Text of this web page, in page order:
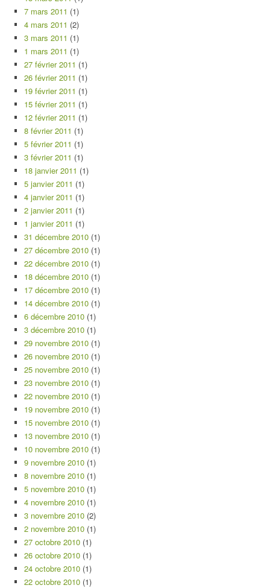
7 mars 2011 (1)
4 mars 2011 (2)
3 mars 2011 (1)
1 mars 2011 (1)
27 février 2011 (1)
26 février 2011 (1)
19 février 2011 (1)
15 février 2011 (1)
12 février 2011 (1)
8 février 2011 (1)
5 février 2011 (1)
3 février 2011 (1)
18 janvier 2011 (1)
5 janvier 2011 (1)
4 janvier 2011 (1)
2 janvier 2011 (1)
1 janvier 2011 (1)
31 décembre 2010 (1)
27 décembre 2010 (1)
22 décembre 2010 (1)
18 décembre 2010 (1)
17 décembre 2010 (1)
14 décembre 2010 (1)
6 décembre 2010 (1)
3 décembre 2010 (1)
29 novembre 2010 (1)
26 novembre 2010 (1)
25 novembre 2010 (1)
23 novembre 2010 (1)
22 novembre 2010 (1)
19 novembre 2010 (1)
15 novembre 2010 (1)
13 novembre 2010 (1)
10 novembre 2010 (1)
9 novembre 2010 (1)
8 novembre 2010 (1)
5 novembre 2010 (1)
4 novembre 2010 (1)
3 novembre 2010 (2)
2 novembre 2010 (1)
27 octobre 2010 (1)
26 octobre 2010 (1)
24 octobre 2010 (1)
22 octobre 2010 (1)